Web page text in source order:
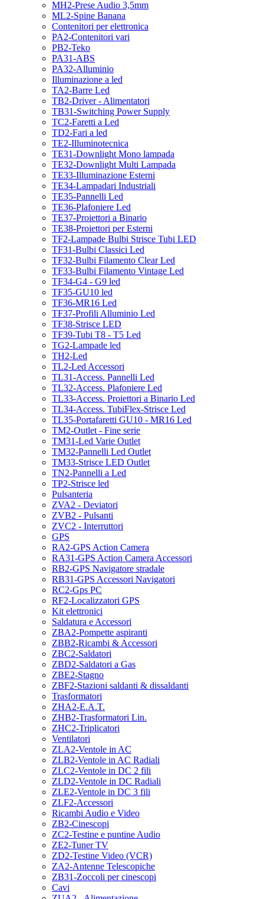
MH2-Prese Audio 3,5mm
ML2-Spine Banana
Contenitori per elettronica
PA2-Contenitori vari
PB2-Teko
PA31-ABS
PA32-Alluminio
Illuminazione a led
TA2-Barre Led
TB2-Driver - Alimentatori
TB31-Switching Power Supply
TC2-Faretti a Led
TD2-Fari a led
TE2-Illuminotecnica
TE31-Downlight Mono lampada
TE32-Downlight Multi Lampada
TE33-Illuminazione Esterni
TE34-Lampadari Industriali
TE35-Pannelli Led
TE36-Plafoniere Led
TE37-Proiettori a Binario
TE38-Proiettori per Esterni
TF2-Lampade Bulbi Strisce Tubi LED
TF31-Bulbi Classici Led
TF32-Bulbi Filamento Clear Led
TF33-Bulbi Filamento Vintage Led
TF34-G4 - G9 led
TF35-GU10 led
TF36-MR16 Led
TF37-Profili Alluminio Led
TF38-Strisce LED
TF39-Tubi T8 - T5 Led
TG2-Lampade led
TH2-Led
TL2-Led Accessori
TL31-Access. Pannelli Led
TL32-Access. Plafoniere Led
TL33-Access. Proiettori a Binario Led
TL34-Access. TubiFlex-Strisce Led
TL35-Portafaretti GU10 - MR16 Led
TM2-Outlet - Fine serie
TM31-Led Varie Outlet
TM32-Pannelli Led Outlet
TM33-Strisce LED Outlet
TN2-Pannelli a Led
TP2-Strisce led
Pulsanteria
ZVA2 - Deviatori
ZVB2 - Pulsanti
ZVC2 - Interruttori
GPS
RA2-GPS Action Camera
RA31-GPS Action Camera Accessori
RB2-GPS Navigatore stradale
RB31-GPS Accessori Navigatori
RC2-Gps PC
RF2-Localizzatori GPS
Kit elettronici
Saldatura e Accessori
ZBA2-Pompette aspiranti
ZBB2-Ricambi & Accessori
ZBC2-Saldatori
ZBD2-Saldatori a Gas
ZBE2-Stagno
ZBF2-Stazioni saldanti & dissaldanti
Trasformatori
ZHA2-E.A.T.
ZHB2-Trasformatori Lin.
ZHC2-Triplicatori
Ventilatori
ZLA2-Ventole in AC
ZLB2-Ventole in AC Radiali
ZLC2-Ventole in DC 2 fili
ZLD2-Ventole in DC Radiali
ZLE2-Ventole in DC 3 fili
ZLF2-Accessori
Ricambi Audio e Video
ZB2-Cinescopi
ZC2-Testine e puntine Audio
ZE2-Tuner TV
ZD2-Testine Video (VCR)
ZA2-Antenne Telescopiche
ZB31-Zoccoli per cinescopi
Cavi